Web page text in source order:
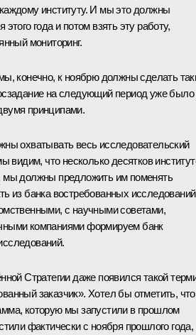
институту. И мы это должны
года и потом взять эту работу,
мониторинг.
конечно, к ноябрю должны сделать
на следующий период уже было
принципами.
охватывать весь исследовательский
видим, что несколько десятков
мы должны предложить им поменять
из банка востребованных
с научными советами,
компаниями формируем банк
Стратегии даже появился такой
заказчик». Хотел бы отметить,
которую мы запустили в прошлом
фактически с ноября прошлого года,